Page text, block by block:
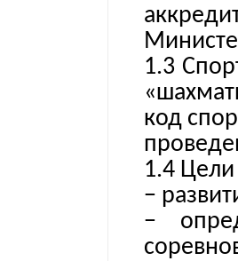
1.3
код
1.4
−
−